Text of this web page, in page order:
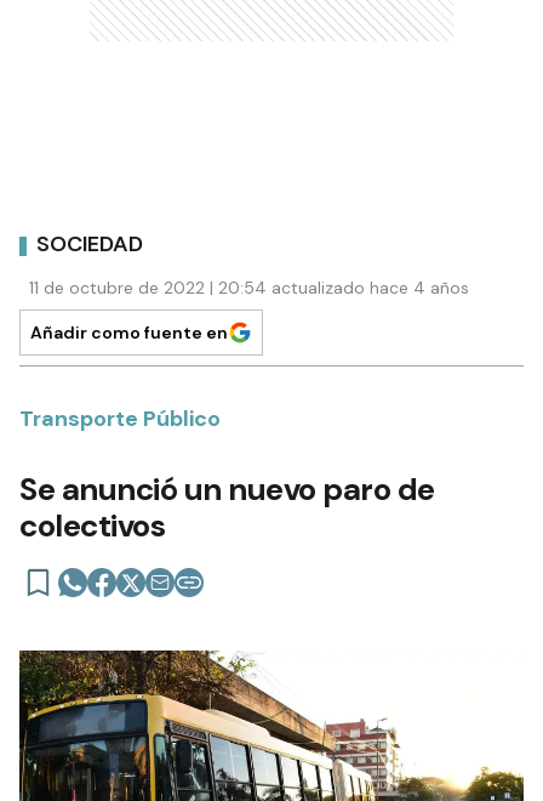
SOCIEDAD
11 de octubre de 2022 | 20:54 actualizado hace 4 años
Añadir como fuente en
Transporte Público
Se anunció un nuevo paro de
colectivos